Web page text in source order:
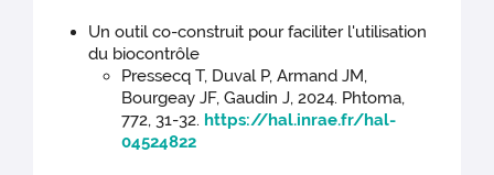
Un outil co-construit pour faciliter l'utilisation
du biocontrôle
Pressecq T, Duval P, Armand JM,
Bourgeay JF, Gaudin J, 2024. Phtoma,
772, 31-32. https://hal.inrae.fr/hal-
04524822